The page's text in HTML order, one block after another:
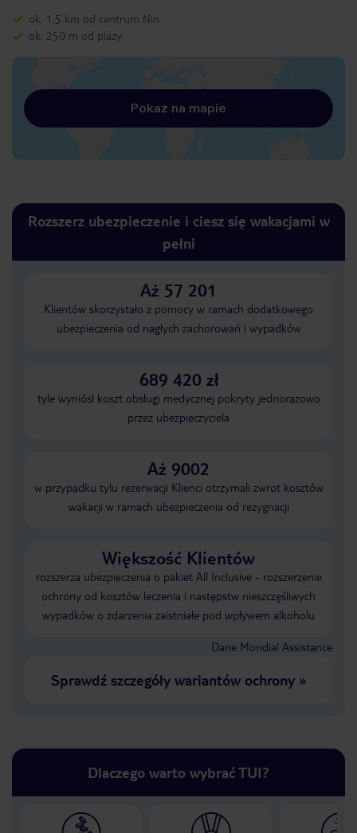
ok. 1,5 km od centrum Nin
ok. 250 m od plaży
Pokaż na mapie
Rozszerz ubezpieczenie i ciesz się wakacjami w
pełni
Aż 57 201
Klientów skorzystało z pomocy w ramach dodatkowego
ubezpieczenia od nagłych zachorowań i wypadków
689 420 zł
tyle wyniósł koszt obsługi medycznej pokryty jednorazowo
przez ubezpieczyciela
Aż 9002
w przypadku tylu rezerwacji Klienci otrzymali zwrot kosztów
wakacji w ramach ubezpieczenia od rezygnacji
Większość Klientów
rozszerza ubezpieczenia o pakiet All Inclusive - rozszerzenie
ochrony od kosztów leczenia i następstw nieszczęśliwych
wypadków o zdarzenia zaistniałe pod wpływem alkoholu
Dane Mondial Assistance
Sprawdź szczegóły wariantów ochrony»
Dlaczego warto wybrać TUI?